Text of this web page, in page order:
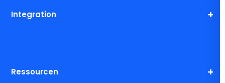
Integration
Ressourcen